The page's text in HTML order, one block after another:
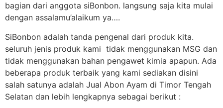
bagian dari anggota siBonbon. langsung saja kita mulai
dengan assalamu’alaikum ya….
SiBonbon adalah tanda pengenal dari produk kita.
seluruh jenis produk kami tidak menggunakan MSG dan
tidak menggunakan bahan pengawet kimia apapun. Ada
beberapa produk terbaik yang kami sediakan disini
salah satunya adalah Jual Abon Ayam di Timor Tengah
Selatan dan lebih lengkapnya sebagai berikut :